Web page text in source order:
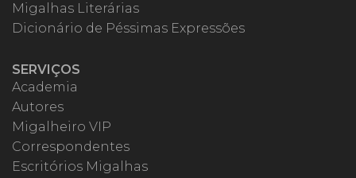
Migalhas Literárias
Dicionário de Péssimas Expressões
SERVIÇOS
Academia
Autores
Migalheiro VIP
Correspondentes
Escritórios Migalhas